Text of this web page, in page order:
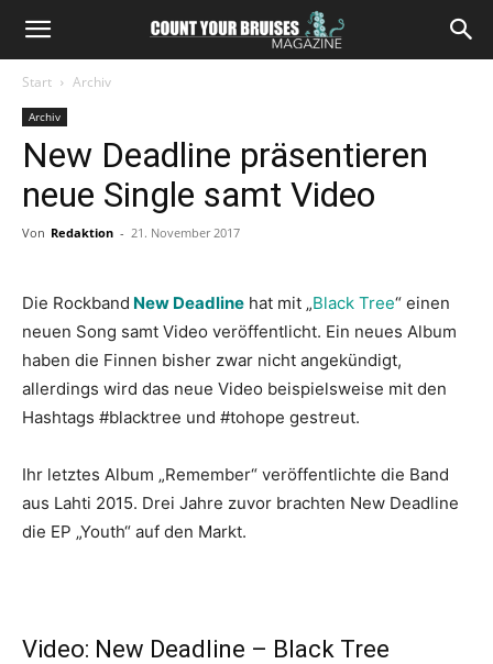
Start Archiv
Archiv
New Deadline präsentieren
neue Single samt Video
Von Redaktion - 21. November 2017
Die Rockband New Deadline hat mit „Black Tree“ einen
neuen Song samt Video veröffentlicht. Ein neues Album
haben die Finnen bisher zwar nicht angekündigt,
allerdings wird das neue Video beispielsweise mit den
Hashtags #blacktree und #tohope gestreut.
Ihr letztes Album „Remember“ veröffentlichte die Band
aus Lahti 2015. Drei Jahre zuvor brachten New Deadline
die EP „Youth“ auf den Markt.
Video: New Deadline – Black Tree